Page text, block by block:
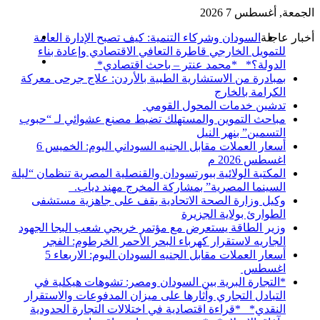
الجمعة, أغسطس 7 2026
أخبار عاجلة السودان وشركاء التنمية: كيف تصبح الإدارة العامة
للتمويل الخارجي قاطرة التعافي الاقتصادي وإعادة بناء
الدولة؟* *محمد عنتر – باحث اقتصادي*
بمبادرة من الاستشارية الطبية بالأردن: علاج جرحى معركة
الكرامة بالخارج
تدشين خدمات المحول القومي
مباحث التموين والمستهلك تضبط مصنع عشوائي لـ “حبوب
التسمين” بنهر النيل
أسعار العملات مقابل الجنيه السوداني اليوم: الخميس 6
اغسطس 2026 م
المكتبة الولائية ببورتسودان والقنصلية المصرية تنظمان “ليلة
السينما المصرية” بمشاركة المخرج مهند دياب. ​
وكيل وزارة الصحة الاتحادية يقف على جاهزية مستشفى
الطوارئ بولاية الجزيرة
وزير الطاقة يستعرض مع مؤتمر خريجي شعب البجا الجهود
الجاريه لاستقرار كهرباء البحر الأحمر الخرطوم: الفجر
أسعار العملات مقابل الجنيه السودان اليوم: الاربعاء 5
اغسطس
*التجارة البرية بين السودان ومصر: تشوهات هيكلية في
التبادل التجاري وآثارها على ميزان المدفوعات والاستقرار
النقدي* *قراءة اقتصادية في اختلالات التجارة الحدودية
القائمة
عن